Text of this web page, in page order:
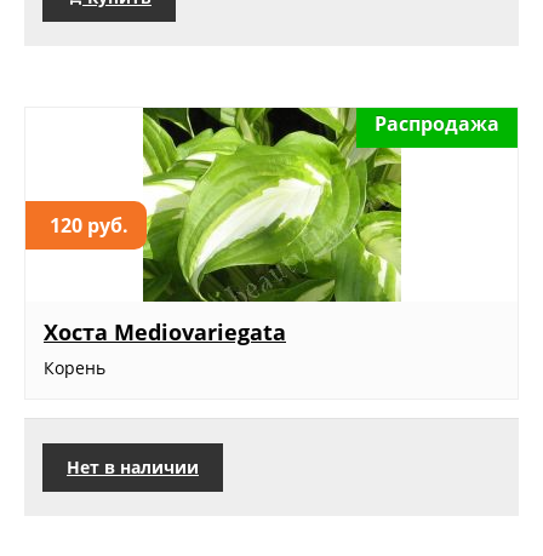
120 руб.
Распродажа
Хоста Mediovariegata
Корень
Нет в наличии